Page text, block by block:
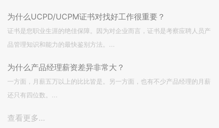
为什么UCPD/UCPM证书对找好工作很重要？
证书是您职业生涯的绝佳保障。因为对企业而言，证书是考察应聘人员产
品管理知识和能力的最快鉴别方法。...
为什么产品经理薪资差异非常大？
一方面，月薪五万以上的比比皆是。另一方面，也有不少产品经理的月薪
还只有四位数。...
查看更多…